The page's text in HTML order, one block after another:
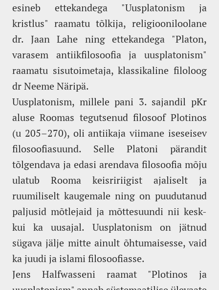
esineb ettekandega "Uusplatonism ja
kristlus" raamatu tõlkija, religiooniloolane
dr. Jaan Lahe ning ettekandega "Platon,
varasem antiikfilosoofia ja uusplatonism"
raamatu sisutoimetaja, klassikaline filoloog
dr Neeme Näripä.
Uusplatonism, millele pani 3. sajandil pKr
aluse Roomas tegutsenud filosoof Plotinos
(u 205–270), oli antiikaja viimane iseseisev
filosoofiasuund. Selle Platoni pärandit
tõlgendava ja edasi arendava filosoofia mõju
ulatub Rooma keisririigist ajaliselt ja
ruumiliselt kaugemale ning on puudutanud
paljusid mõtlejaid ja mõttesuundi nii kesk-
kui ka uusajal. Uusplatonism on jätnud
sügava jälje mitte ainult õhtumaisesse, vaid
ka juudi ja islami filosoofiasse.
Jens Halfwasseni raamat "Plotinos ja